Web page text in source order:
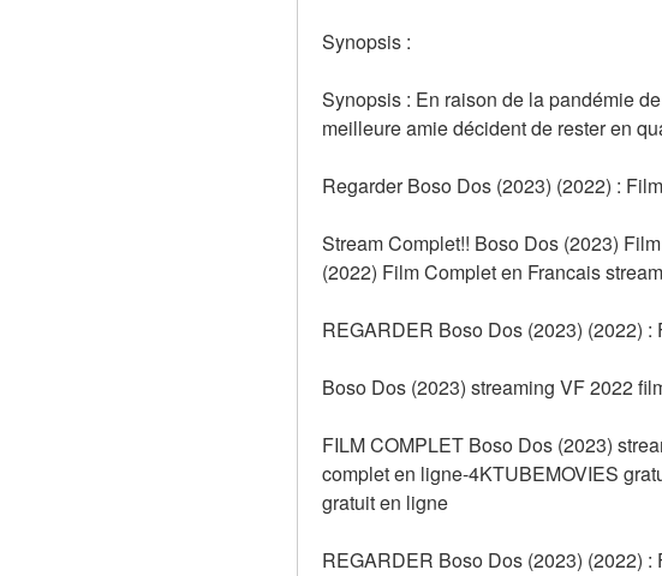
Synopsis :
Synopsis : En raison de la pandémie
meilleure amie décident de rester en
Regarder Boso Dos (2023) (2022) :
Stream Complet!! Boso Dos (2023)
(2022) Film Complet en Francais
REGARDER Boso Dos (2023) (2022)
Boso Dos (2023) streaming VF 2022
FILM COMPLET Boso Dos (2023)
complet en ligne-4KTUBEMOVIES
gratuit en ligne
REGARDER Boso Dos (2023) (2022)